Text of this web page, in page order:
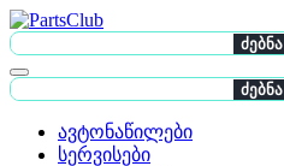
ძებნა
ძებნა
ავტონაწილები
სერვისები